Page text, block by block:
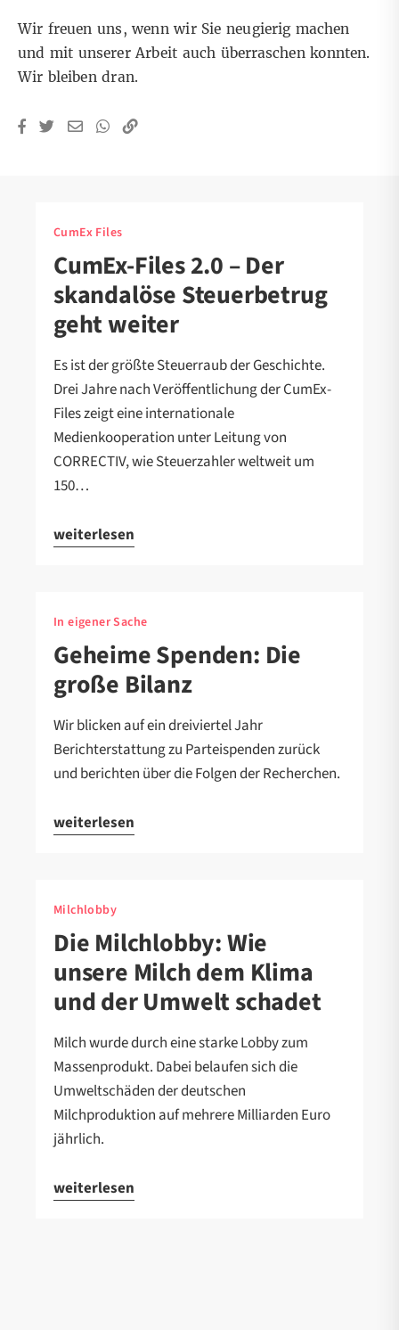
Wir freuen uns, wenn wir Sie neugierig machen
und mit unserer Arbeit auch überraschen konnten.
Wir bleiben dran.
CumEx Files
CumEx-Files 2.0 – Der
skandalöse Steuerbetrug
geht weiter
Es ist der größte Steuerraub der Geschichte.
Drei Jahre nach Veröffentlichung der CumEx-
Files zeigt eine internationale
Medienkooperation unter Leitung von
CORRECTIV, wie Steuerzahler weltweit um
150…
weiterlesen
In eigener Sache
Geheime Spenden: Die
große Bilanz
Wir blicken auf ein dreiviertel Jahr
Berichterstattung zu Parteispenden zurück
und berichten über die Folgen der Recherchen.
weiterlesen
Milchlobby
Die Milchlobby: Wie
unsere Milch dem Klima
und der Umwelt schadet
Milch wurde durch eine starke Lobby zum
Massenprodukt. Dabei belaufen sich die
Umweltschäden der deutschen
Milchproduktion auf mehrere Milliarden Euro
jährlich.
weiterlesen